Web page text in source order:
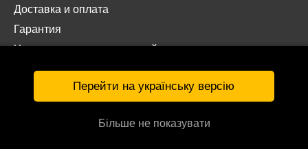
Доставка и оплата
Гарантия
Условия использования сайта
Политика конфиденциальности
Сотрудничество с учебными заведениями
Перейти на українську версію
Більше не показувати